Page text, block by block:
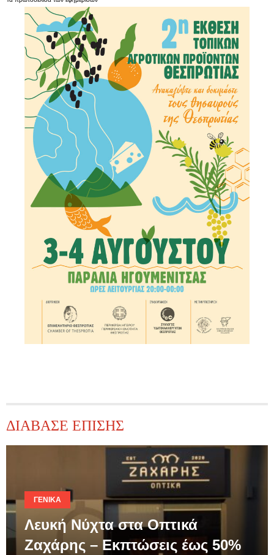
ΔΙΑΒΑΣΕ ΕΠΙΣΗΣ
ΓΕΝΙΚΆ
Λευκή Νύχτα στα Οπτικά
Ζαχάρης – Εκπτώσεις έως 50%